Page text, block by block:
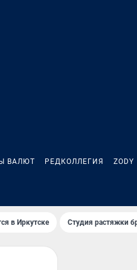
ВАЛЮТ РЕДКОЛЛЕГИЯ ZODY
в Иркутске Студия растяжки